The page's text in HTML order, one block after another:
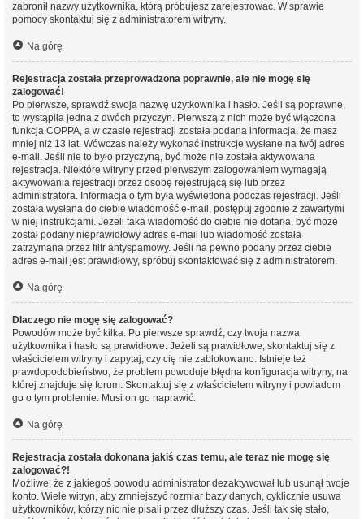
zabronił nazwy użytkownika, którą próbujesz zarejestrować. W sprawie
pomocy skontaktuj się z administratorem witryny.
Na górę
Rejestracja została przeprowadzona poprawnie, ale nie mogę się
zalogować!
Po pierwsze, sprawdź swoją nazwę użytkownika i hasło. Jeśli są poprawne,
to wystąpiła jedna z dwóch przyczyn. Pierwszą z nich może być włączona
funkcja COPPA, a w czasie rejestracji została podana informacja, że masz
mniej niż 13 lat. Wówczas należy wykonać instrukcje wysłane na twój adres
e-mail. Jeśli nie to było przyczyną, być może nie została aktywowana
rejestracja. Niektóre witryny przed pierwszym zalogowaniem wymagają
aktywowania rejestracji przez osobę rejestrującą się lub przez
administratora. Informacja o tym była wyświetlona podczas rejestracji. Jeśli
została wysłana do ciebie wiadomość e-mail, postępuj zgodnie z zawartymi
w niej instrukcjami. Jeżeli taka wiadomość do ciebie nie dotarła, być może
został podany nieprawidłowy adres e-mail lub wiadomość została
zatrzymana przez filtr antyspamowy. Jeśli na pewno podany przez ciebie
adres e-mail jest prawidłowy, spróbuj skontaktować się z administratorem.
Na górę
Dlaczego nie mogę się zalogować?
Powodów może być kilka. Po pierwsze sprawdź, czy twoja nazwa
użytkownika i hasło są prawidłowe. Jeżeli są prawidłowe, skontaktuj się z
właścicielem witryny i zapytaj, czy cię nie zablokowano. Istnieje też
prawdopodobieństwo, że problem powoduje błędna konfiguracja witryny, na
której znajduje się forum. Skontaktuj się z właścicielem witryny i powiadom
go o tym problemie. Musi on go naprawić.
Na górę
Rejestracja została dokonana jakiś czas temu, ale teraz nie mogę się
zalogować?!
Możliwe, że z jakiegoś powodu administrator dezaktywował lub usunął twoje
konto. Wiele witryn, aby zmniejszyć rozmiar bazy danych, cyklicznie usuwa
użytkowników, którzy nic nie pisali przez dłuższy czas. Jeśli tak się stało,